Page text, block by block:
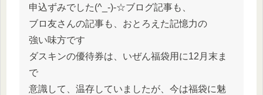
申込ずみでした(^_-)-☆ブログ記事も、
ブロ友さんの記事も、おとろえた記憶力の
強い味方です
ダスキンの優待券は、いぜん福袋用に12月末ま
で
意識して、温存していましたが、今は福袋に魅